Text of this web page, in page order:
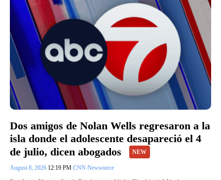
Dos amigos de Nolan Wells regresaron a la
isla donde el adolescente desapareció el 4
de julio, dicen abogados
NEW
August 8, 2026 12:19 PM CNN Newsource